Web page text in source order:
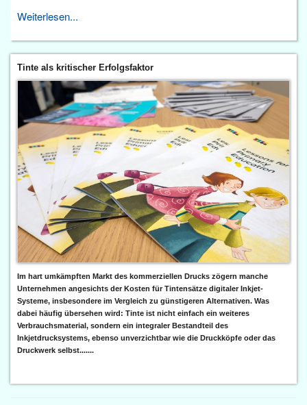
Weiterlesen...
Tinte als kritischer Erfolgsfaktor
Im hart umkämpften Markt des kommerziellen Drucks zögern manche
Unternehmen angesichts der Kosten für Tintensätze digitaler Inkjet-
Systeme, insbesondere im Vergleich zu günstigeren Alternativen. Was
dabei häufig übersehen wird: Tinte ist nicht einfach ein weiteres
Verbrauchsmaterial, sondern ein integraler Bestandteil des
Inkjetdrucksystems, ebenso unverzichtbar wie die Druckköpfe oder das
Druckwerk selbst.......